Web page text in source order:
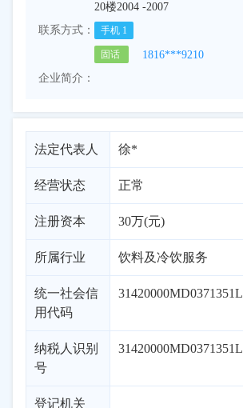
20楼2004 -2007
联系方式：
手机 1
固话
1816***9210
企业简介：
法定代表人 徐*
经营状态 正常
注册资本 30万(元)
所属行业 饮料及冷饮服务
统一社会信
用代码
31420000MD0371351L
纳税人识别
号
31420000MD0371351L
登记机关